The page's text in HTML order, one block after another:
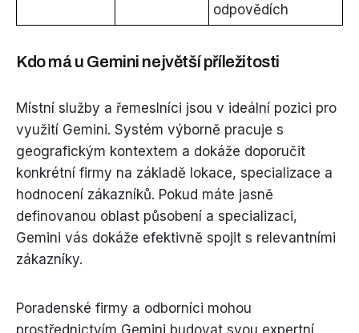
odpovědích
Kdo má u Gemini největší příležitosti
Místní služby a řemeslníci jsou v ideální pozici pro
využití Gemini. Systém výborně pracuje s
geografickým kontextem a dokáže doporučit
konkrétní firmy na základě lokace, specializace a
hodnocení zákazníků. Pokud máte jasně
definovanou oblast působení a specializaci,
Gemini vás dokáže efektivně spojit s relevantními
zákazníky.
Poradenské firmy a odborníci mohou
prostřednictvím Gemini budovat svou expertní